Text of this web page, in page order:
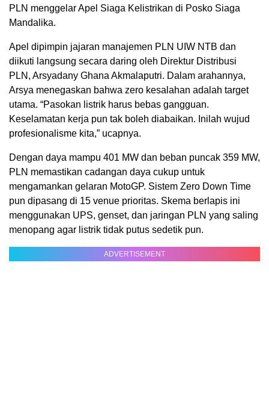
PLN menggelar Apel Siaga Kelistrikan di Posko Siaga
Mandalika.
Apel dipimpin jajaran manajemen PLN UIW NTB dan
diikuti langsung secara daring oleh Direktur Distribusi
PLN, Arsyadany Ghana Akmalaputri. Dalam arahannya,
Arsya menegaskan bahwa zero kesalahan adalah target
utama. “Pasokan listrik harus bebas gangguan.
Keselamatan kerja pun tak boleh diabaikan. Inilah wujud
profesionalisme kita,” ucapnya.
Dengan daya mampu 401 MW dan beban puncak 359 MW,
PLN memastikan cadangan daya cukup untuk
mengamankan gelaran MotoGP. Sistem Zero Down Time
pun dipasang di 15 venue prioritas. Skema berlapis ini
menggunakan UPS, genset, dan jaringan PLN yang saling
menopang agar listrik tidak putus sedetik pun.
ADVERTISEMENT